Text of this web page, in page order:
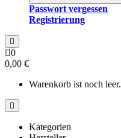
Passwort vergessen
Registrierung
0
0,00 €
Warenkorb ist noch leer.
Kategorien